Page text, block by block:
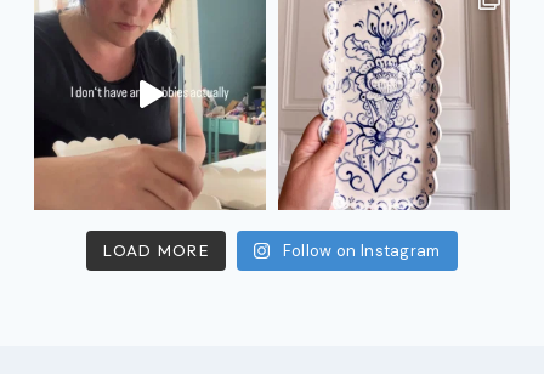
LOAD MORE Follow on Instagram